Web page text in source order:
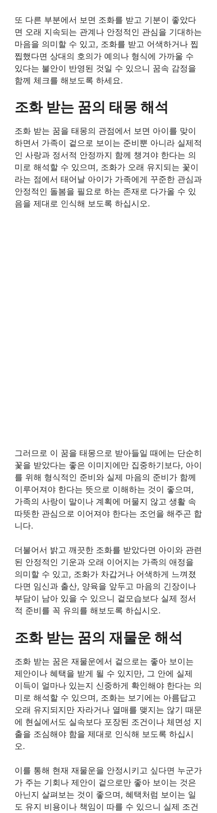
또 다른 부분에서 보면 조화를 받고 기분이 좋았다
면 오래 지속되는 관계나 안정적인 관심을 기대하는
마음을 의미할 수 있고, 조화를 받고 어색하거나 찝
찝했다면 상대의 호의가 예의나 형식에 가까울 수
있다는 불안이 반영된 것일 수 있으니 꿈속 감정을
함께 체크를 해보도록 하세요.
조화 받는 꿈의 태몽 해석
조화 받는 꿈을 태몽의 관점에서 보면 아이를 맞이
하면서 가족이 겉으로 보이는 준비뿐 아니라 실제적
인 사랑과 정서적 안정까지 함께 챙겨야 한다는 의
미로 해석할 수 있으며, 조화가 오래 유지되는 꽃이
라는 점에서 태어날 아이가 가족에게 꾸준한 관심과
안정적인 돌봄을 필요로 하는 존재로 다가올 수 있
음을 제대로 인식해 보도록 하십시오.
그러므로 이 꿈을 태몽으로 받아들일 때에는 단순히
꽃을 받았다는 좋은 이미지에만 집중하기보다, 아이
를 위해 형식적인 준비와 실제 마음의 준비가 함께
이루어져야 한다는 뜻으로 이해하는 것이 좋으며,
가족의 사랑이 말이나 계획에 머물지 않고 생활 속
따뜻한 관심으로 이어져야 한다는 조언을 해주곤 합
니다.
더불어서 밝고 깨끗한 조화를 받았다면 아이와 관련
된 안정적인 기운과 오래 이어지는 가족의 애정을
의미할 수 있고, 조화가 차갑거나 어색하게 느껴졌
다면 임신과 출산, 양육을 앞두고 마음의 긴장이나
부담이 남아 있을 수 있으니 겉모습보다 실제 정서
적 준비를 꼭 유의를 해보도록 하십시오.
조화 받는 꿈의 재물운 해석
조화 받는 꿈은 재물운에서 겉으로는 좋아 보이는
제안이나 혜택을 받게 될 수 있지만, 그 안에 실제
이득이 얼마나 있는지 신중하게 확인해야 한다는 의
미로 해석할 수 있으며, 조화는 보기에는 아름답고
오래 유지되지만 자라거나 열매를 맺지는 않기 때문
에 현실에서도 실속보다 포장된 조건이나 체면성 지
출을 조심해야 함을 제대로 인식해 보도록 하십시
오.
이를 통해 현재 재물운을 안정시키고 싶다면 누군가
가 주는 기회나 제안이 겉으로만 좋아 보이는 것은
아닌지 살펴보는 것이 좋으며, 혜택처럼 보이는 일
도 유지 비용이나 책임이 따를 수 있으니 실제 조건